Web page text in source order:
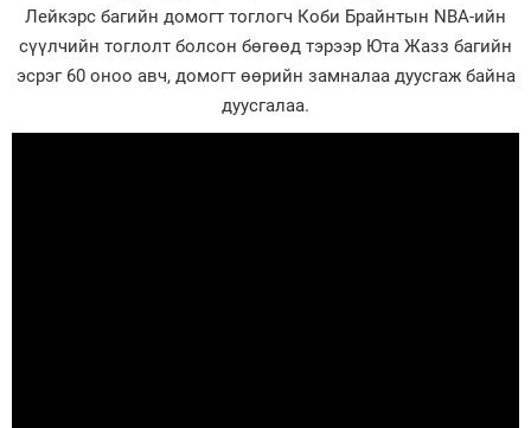
Энтертайнмэнт
Зурхай
Лейкэрс багийн домогт тоглогч Коби Брайнтын NBA-ийн
сүүлчийн тоглолт болсон бөгөөд тэрээр Юта Жазз багийн
эсрэг 60 оноо авч, домогт өөрийн замналаа дуусгаж байна
дуусгалаа.